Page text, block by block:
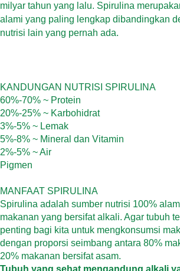
milyar tahun yang lalu. Spirulina
alami yang paling lengkap dibandingkan
nutrisi lain yang pernah ada.
KANDUNGAN NUTRISI SPIRULINA
60%-70% ~ Protein
20%-25% ~ Karbohidrat
3%-5% ~ Lemak
5%-8% ~ Mineral dan Vitamin
2%-5% ~ Air
Pigmen
MANFAAT SPIRULINA
Spirulina adalah sumber nutrisi 100%
makanan yang bersifat alkali. Agar tubuh
penting bagi kita untuk mengkonsumsi
dengan proporsi seimbang antara 80%
20% makanan bersifat asam.